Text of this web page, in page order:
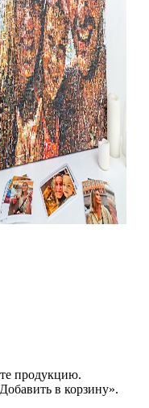
продукцию.
в корзину».